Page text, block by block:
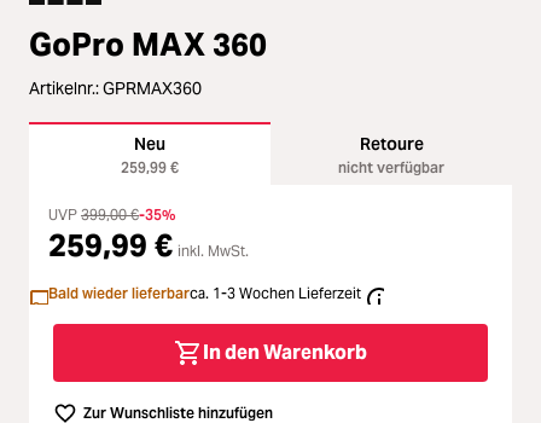
Bildbearbeitung
Ferngläser
Second Hand
GoPro MAX 360
Artikelnr.:GPRMAX360
Neu
259,99 €
Retoure
nicht verfügbar
UVP 399,00 €-35%
259,99 € inkl. MwSt.
Bald wieder lieferbarca. 1-3 Wochen Lieferzeit
In den Warenkorb
Zur Wunschliste hinzufügen